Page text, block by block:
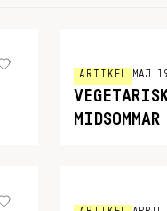
ARTIKEL MAJ